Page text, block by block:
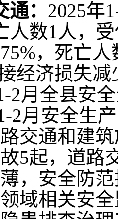
： 2025年
人数1人，
，死亡
经济损失
2月全县安
2月安全生
交通和建
5起，道路
，安全防
域相关安